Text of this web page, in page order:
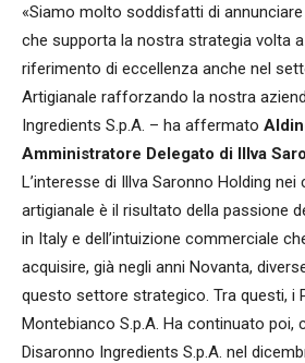
«Siamo molto soddisfatti di
che supporta la nostra strategia volta
riferimento di eccellenza anche nel
Artigianale rafforzando la nostra
Ingredients S.p.A. – ha affermato
Amministratore Delegato di Illva
L’interesse di Illva Saronno Holding
artigianale è il risultato della passione
in Italy e dell’intuizione commerciale
acquisire, già negli anni Novanta,
questo settore strategico. Tra questi, i
Montebianco S.p.A. Ha continuato poi,
Disaronno Ingredients S.p.A. nel